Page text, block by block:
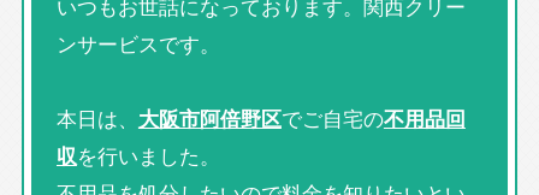
ンサービスです。
本日は、 大阪市阿倍野区でご自宅の不用品回
収を行いました。